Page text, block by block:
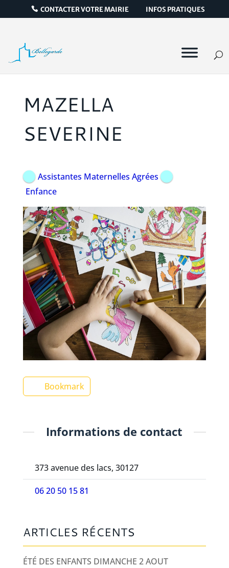
CONTACTER VOTRE MAIRIE INFOS PRATIQUES
MAZELLA
SEVERINE
Assistantes Maternelles Agrées
Enfance
Bookmark
Informations de contact
373 avenue des lacs, 30127
06 20 50 15 81
ARTICLES RÉCENTS
ÉTÉ DES ENFANTS DIMANCHE 2 AOUT